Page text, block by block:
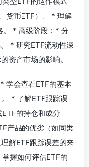
货币ETF）。 * 理解
。 * 高级阶段：* 分
* 研究ETF流动性深
资产市场的影响。
学会查看ETF的基本
* 了解ETF跟踪误
的持仓和成分
产品的优劣（如同类
解ETF跟踪误差的来
握如何评估ETF的